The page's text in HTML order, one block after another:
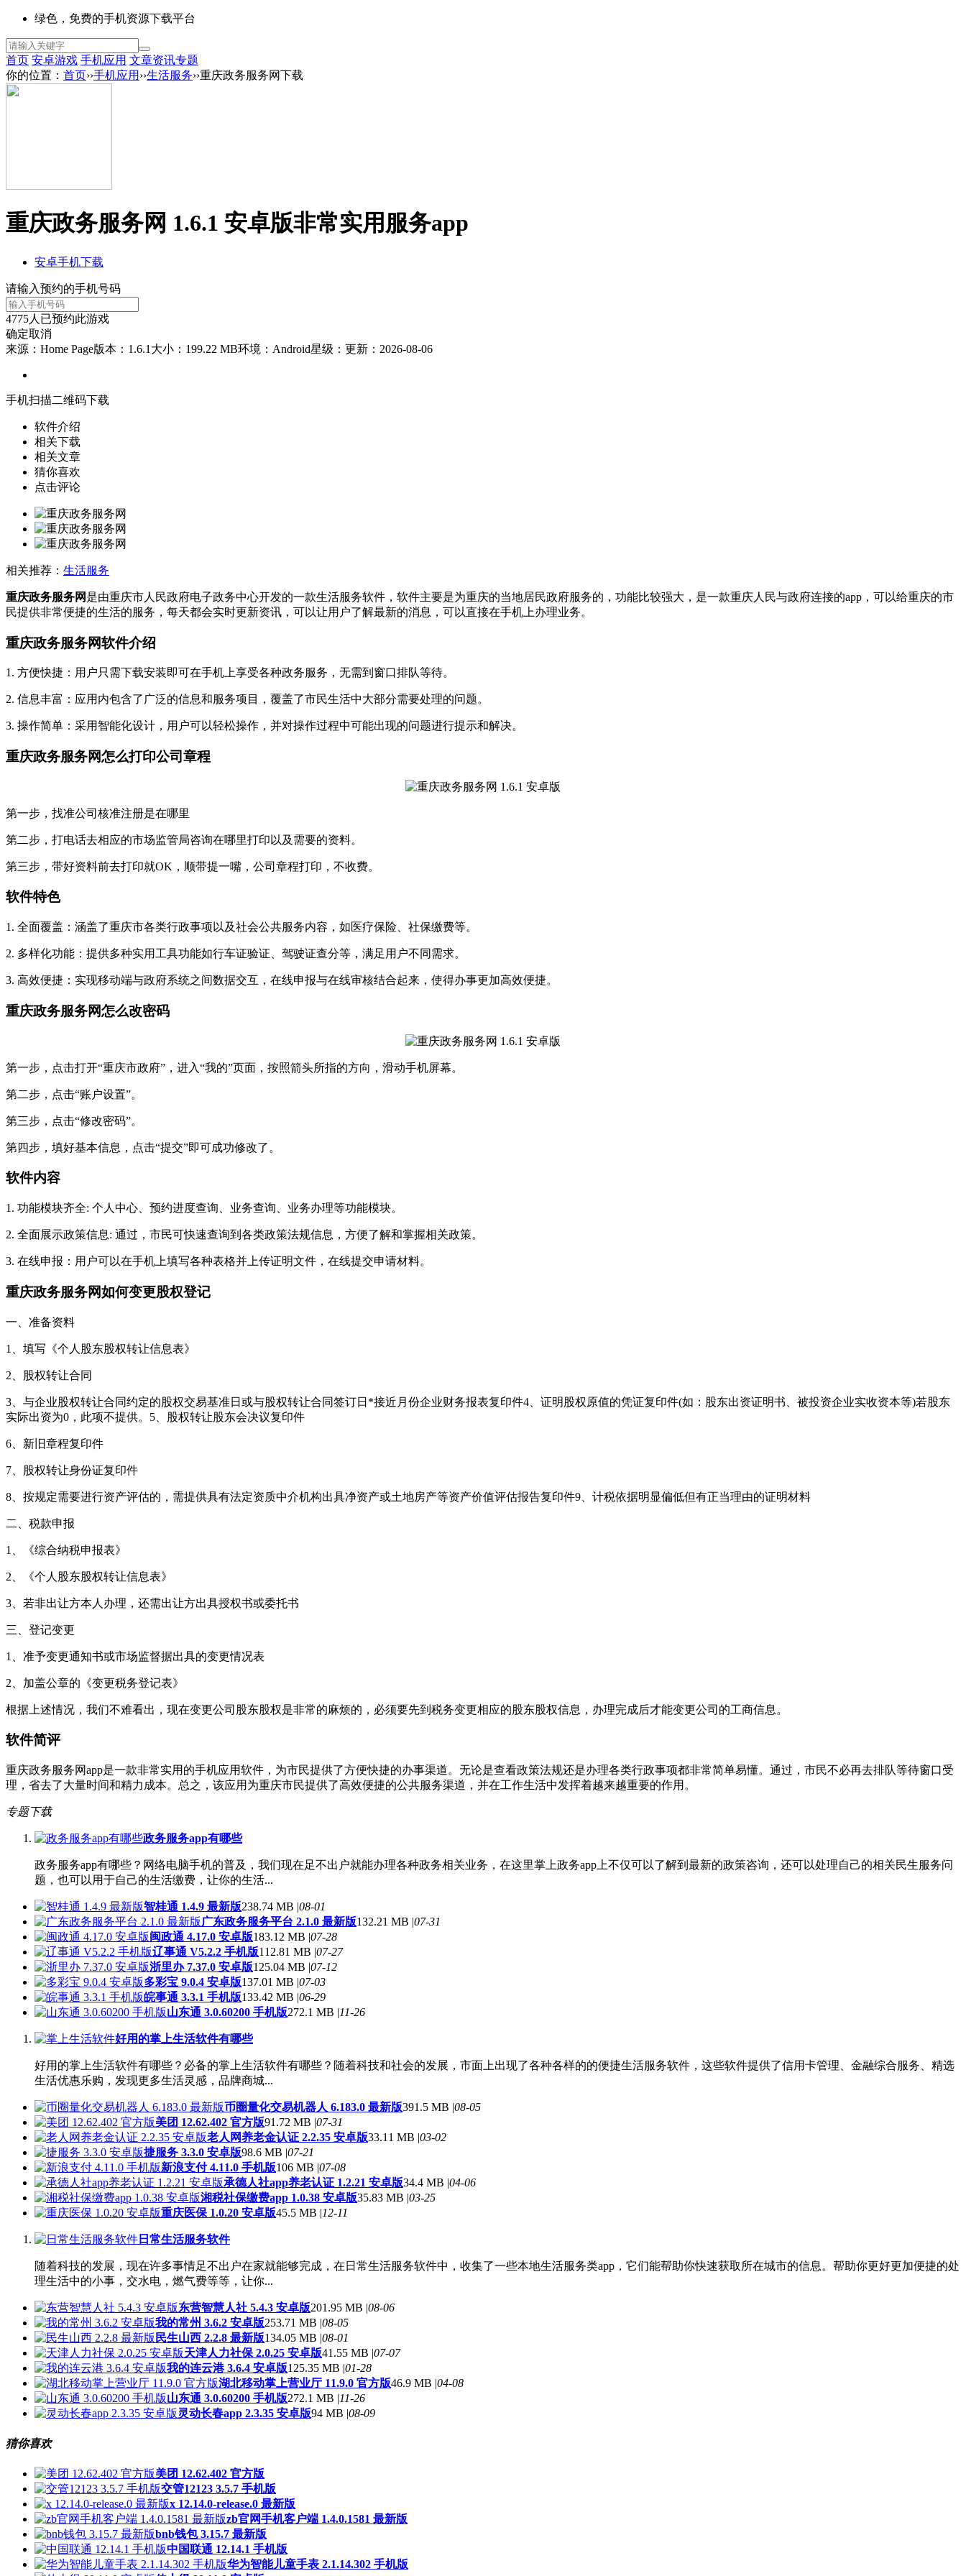
绿色，免费的手机资源下载平台
首页 安卓游戏 手机应用 文章资讯专题
你的位置： 首页››手机应用 ››生活服务››重庆政务服务网下载
重庆政务服务网 1.6.1 安卓版非常实用服务app
安卓手机下载
请输入预约的手机号码
4775人已预约此游戏
确定取消
来源：Home Page版本：1.6.1 大小：199.22 MB环境：Android星级： 更新：2026-08-06
手机扫描二维码下载
软件介绍
相关下载
相关文章
猜你喜欢
点击评论
相关推荐： 生活服务
重庆政务服务网是由重庆市人民政府电子政务中心开发的一款生活服务软件，软件主要是为重庆的当地居民政府服务的，功能比较强大，是一款重庆人民与政府连接的app，可以给重庆的市
民提供非常便捷的生活的服务，每天都会实时更新资讯，可以让用户了解最新的消息，可以直接在手机上办理业务。
重庆政务服务网软件介绍
1. 方便快捷：用户只需下载安装即可在手机上享受各种政务服务，无需到窗口排队等待。
2. 信息丰富：应用内包含了广泛的信息和服务项目，覆盖了市民生活中大部分需要处理的问题。
3. 操作简单：采用智能化设计，用户可以轻松操作，并对操作过程中可能出现的问题进行提示和解决。
重庆政务服务网怎么打印公司章程
第一步，找准公司核准注册是在哪里
第二步，打电话去相应的市场监管局咨询在哪里打印以及需要的资料。
第三步，带好资料前去打印就OK，顺带提一嘴，公司章程打印，不收费。
软件特色
1. 全面覆盖：涵盖了重庆市各类行政事项以及社会公共服务内容，如医疗保险、社保缴费等。
2. 多样化功能：提供多种实用工具功能如行车证验证、驾驶证查分等，满足用户不同需求。
3. 高效便捷：实现移动端与政府系统之间数据交互，在线申报与在线审核结合起来，使得办事更加高效便捷。
重庆政务服务网怎么改密码
第一步，点击打开“重庆市政府”，进入“我的”页面，按照箭头所指的方向，滑动手机屏幕。
第二步，点击“账户设置”。
第三步，点击“修改密码”。
第四步，填好基本信息，点击“提交”即可成功修改了。
软件内容
1. 功能模块齐全: 个人中心、预约进度查询、业务查询、业务办理等功能模块。
2. 全面展示政策信息: 通过，市民可快速查询到各类政策法规信息，方便了解和掌握相关政策。
3. 在线申报：用户可以在手机上填写各种表格并上传证明文件，在线提交申请材料。
重庆政务服务网如何变更股权登记
一、准备资料
1、填写《个人股东股权转让信息表》
2、股权转让合同
3、与企业股权转让合同约定的股权交易基准日或与股权转让合同签订日*接近月份企业财务报表复印件4、证明股权原值的凭证复印件(如：股东出资证明书、被投资企业实收资本等)若股东
实际出资为0，此项不提供。5、股权转让股东会决议复印件
6、新旧章程复印件
7、股权转让身份证复印件
8、按规定需要进行资产评估的，需提供具有法定资质中介机构出具净资产或土地房产等资产价值评估报告复印件9、计税依据明显偏低但有正当理由的证明材料
二、税款申报
1、《综合纳税申报表》
2、《个人股东股权转让信息表》
3、若非出让方本人办理，还需出让方出具授权书或委托书
三、登记变更
1、准予变更通知书或市场监督据出具的变更情况表
2、加盖公章的《变更税务登记表》
根据上述情况，我们不难看出，现在变更公司股东股权是非常的麻烦的，必须要先到税务变更相应的股东股权信息，办理完成后才能变更公司的工商信息。
软件简评
重庆政务服务网app是一款非常实用的手机应用软件，为市民提供了方便快捷的办事渠道。无论是查看政策法规还是办理各类行政事项都非常简单易懂。通过，市民不必再去排队等待窗口受
理，省去了大量时间和精力成本。总之，该应用为重庆市民提供了高效便捷的公共服务渠道，并在工作生活中发挥着越来越重要的作用。
专题下载
政务服务app有哪些
政务服务app有哪些？网络电脑手机的普及，我们现在足不出户就能办理各种政务相关业务，在这里掌上政务app上不仅可以了解到最新的政策咨询，还可以处理自己的相关民生服务问
题，也可以用于自己的生活缴费，让你的生活...
智桂通 1.4.9 最新版238.74 MB |08-01
广东政务服务平台 2.1.0 最新版132.21 MB |07-31
闽政通 4.17.0 安卓版183.12 MB |07-28
辽事通 V5.2.2 手机版112.81 MB |07-27
浙里办 7.37.0 安卓版125.04 MB |07-12
多彩宝 9.0.4 安卓版137.01 MB |07-03
皖事通 3.3.1 手机版133.42 MB |06-29
山东通 3.0.60200 手机版272.1 MB |11-26
好用的掌上生活软件有哪些
好用的掌上生活软件有哪些？必备的掌上生活软件有哪些？随着科技和社会的发展，市面上出现了各种各样的的便捷生活服务软件，这些软件提供了信用卡管理、金融综合服务、精选
生活优惠乐购，发现更多生活灵感，品牌商城...
币圈量化交易机器人 6.183.0 最新版391.5 MB |08-05
美团 12.62.402 官方版91.72 MB |07-31
老人网养老金认证 2.2.35 安卓版33.11 MB |03-02
捷服务 3.3.0 安卓版98.6 MB |07-21
新浪支付 4.11.0 手机版106 MB |07-08
承德人社app养老认证 1.2.21 安卓版34.4 MB |04-06
湘税社保缴费app 1.0.38 安卓版35.83 MB |03-25
重庆医保 1.0.20 安卓版45.5 MB |12-11
日常生活服务软件
随着科技的发展，现在许多事情足不出户在家就能够完成，在日常生活服务软件中，收集了一些本地生活服务类app，它们能帮助你快速获取所在城市的信息。帮助你更好更加便捷的处
理生活中的小事，交水电，燃气费等等，让你...
东营智慧人社 5.4.3 安卓版201.95 MB |08-06
我的常州 3.6.2 安卓版253.71 MB |08-05
民生山西 2.2.8 最新版134.05 MB |08-01
天津人力社保 2.0.25 安卓版41.55 MB |07-07
我的连云港 3.6.4 安卓版125.35 MB |01-28
湖北移动掌上营业厅 11.9.0 官方版46.9 MB |04-08
山东通 3.0.60200 手机版272.1 MB |11-26
灵动长春app 2.3.35 安卓版94 MB |08-09
猜你喜欢
美团 12.62.402 官方版
交管12123 3.5.7 手机版
x 12.14.0-release.0 最新版
zb官网手机客户端 1.4.0.1581 最新版
bnb钱包 3.15.7 最新版
中国联通 12.14.1 手机版
华为智能儿童手表 2.1.14.302 手机版